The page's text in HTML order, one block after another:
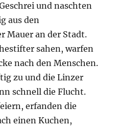
und naschten
aus den
Mauer an der Stadt.
sahen, warfen
nach den Menschen.
zu und die Linzer
schnell die Flucht.
erfanden die
einen Kuchen,